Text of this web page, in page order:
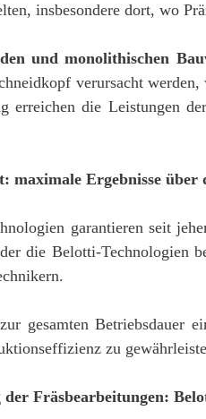
insbesondere dort, wo
und monolithischen
verursacht
erreichen die Leistungen
maximale Ergebnisse
garantieren seit
die Belotti-Technologien
gesamten Betriebsdauer
zu
Fräsbearbeitungen: